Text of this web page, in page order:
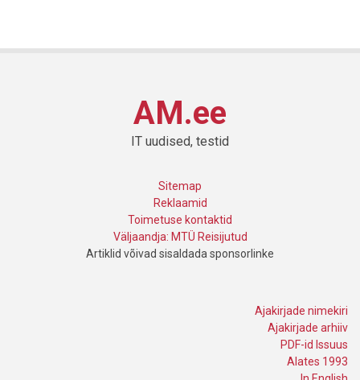
AM.ee
IT uudised, testid
Sitemap
Reklaamid
Toimetuse kontaktid
Väljaandja: MTÜ Reisijutud
Artiklid võivad sisaldada sponsorlinke
Ajakirjade nimekiri
Ajakirjade arhiiv
PDF-id Issuus
Alates 1993